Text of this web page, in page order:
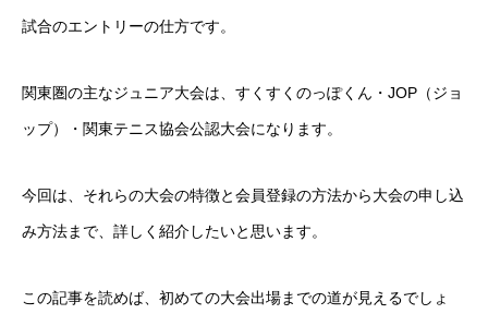
試合のエントリーの仕方です。
関東圏の主なジュニア大会は、すくすくのっぽくん・JOP（ジョ
ップ）・関東テニス協会公認大会になります。
今回は、それらの大会の特徴と会員登録の方法から大会の申し込
み方法まで、詳しく紹介したいと思います。
この記事を読めば、初めての大会出場までの道が見えるでしょ